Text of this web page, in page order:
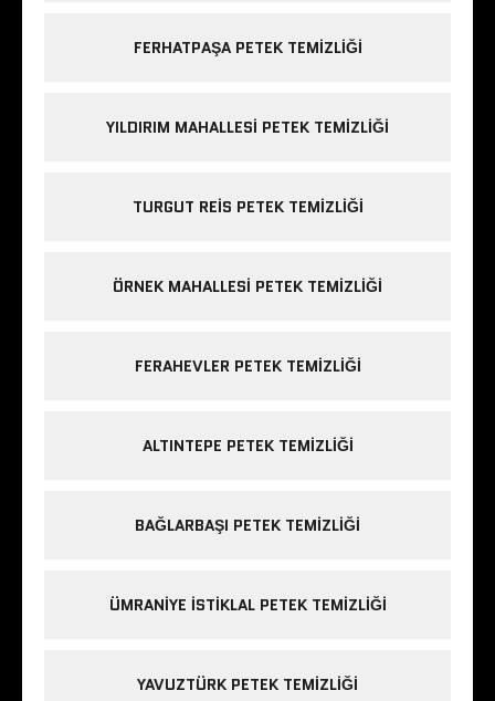
FERHATPAŞA PETEK TEMIZLIĞI
YILDIRIM MAHALLESI PETEK TEMIZLIĞI
TURGUT REIS PETEK TEMIZLIĞI
ÖRNEK MAHALLESI PETEK TEMIZLIĞI
FERAHEVLER PETEK TEMIZLIĞI
ALTINTEPE PETEK TEMIZLIĞI
BAĞLARBAŞI PETEK TEMIZLIĞI
ÜMRANIYE ISTIKLAL PETEK TEMIZLIĞI
YAVUZTÜRK PETEK TEMIZLIĞI